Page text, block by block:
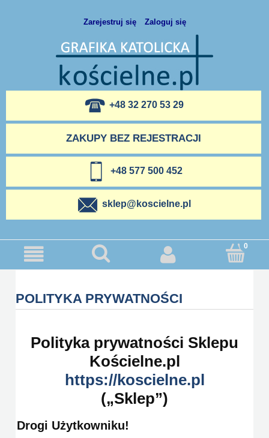
Zarejestruj się Zaloguj się
+48 32 270 53 29
ZAKUPY BEZ REJESTRACJI
+48 577 500 452
sklep@koscielne.pl
POLITYKA PRYWATNOŚCI
Polityka prywatności Sklepu
Kościelne.pl
https://koscielne.pl
(„Sklep”)
Drogi Użytkowniku!